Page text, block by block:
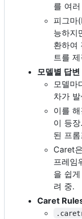
를 여
피그마
능하지
환하여
트를
모델별 답
모델마
차가 발
이를
이 등
된 프
Caret
프레임
을 쉽
려 중.
Caret